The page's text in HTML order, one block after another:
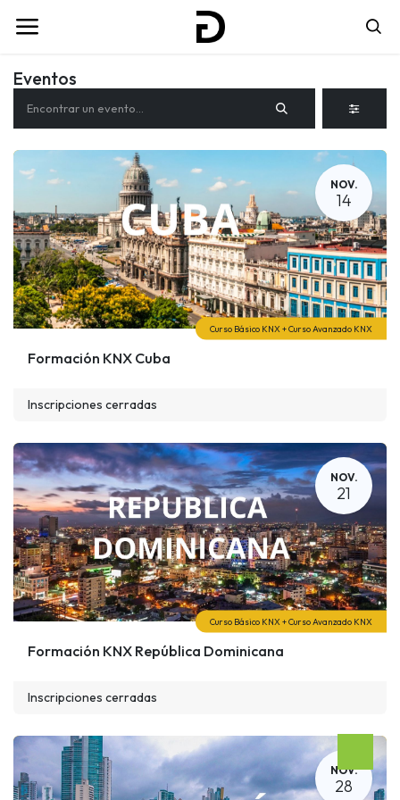
Eventos
NOV.
14
Curso Básico KNX + Curso Avanzado KNX
Formación KNX Cuba
Inscripciones cerradas
NOV.
21
Curso Básico KNX + Curso Avanzado KNX
Formación KNX República Dominicana
Inscripciones cerradas
NOV.
28